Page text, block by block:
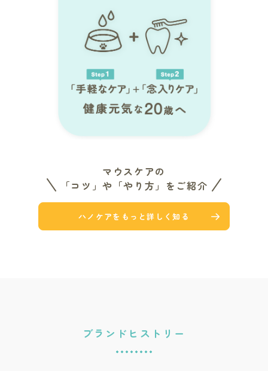
マウスケアの
「コツ」や「やり方」をご紹介
ハノケアをもっと詳しく知る
ブランドヒストリー